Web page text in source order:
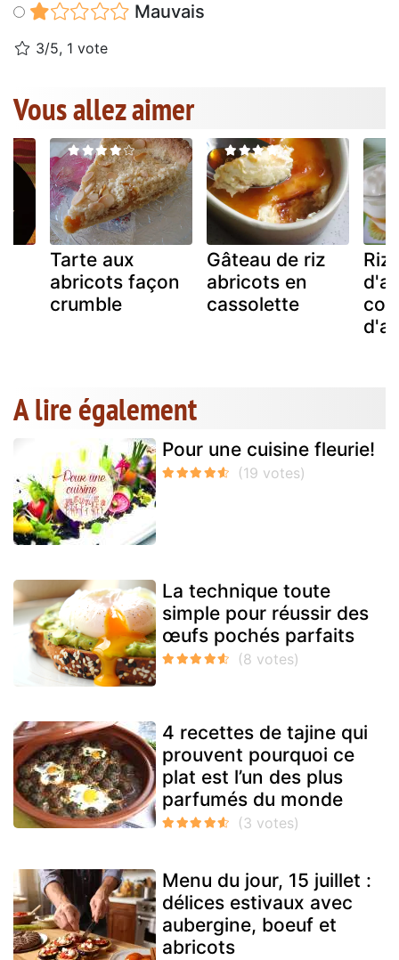
Mauvais
3/5, 1 vote
Vous allez aimer
Tarte aux
abricots façon
crumble
Gâteau de riz
abricots en
cassolette
Riz
A lire également
Pour une cuisine fleurie!
La technique toute
simple pour réussir des
œufs pochés parfaits
4 recettes de tajine qui
prouvent pourquoi ce
plat est l’un des plus
parfumés du monde
Menu du jour, 15 juillet :
délices estivaux avec
aubergine, boeuf et
abricots